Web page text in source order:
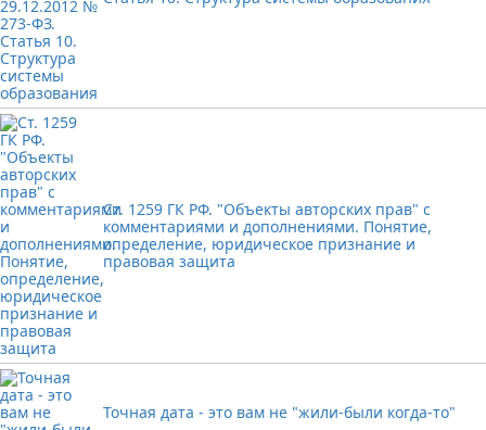
Ст. 1259 ГК РФ. "Объекты авторских прав" с
комментариями и дополнениями. Понятие,
определение, юридическое признание и
правовая защита
Точная дата - это вам не "жили-были когда-то"